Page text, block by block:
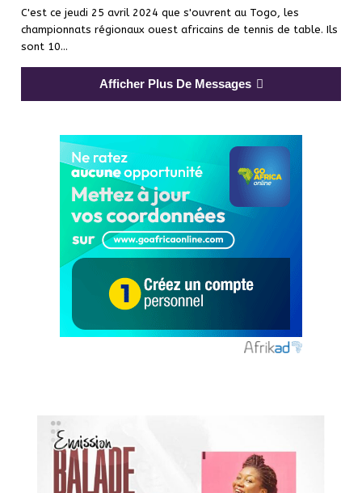
C'est ce jeudi 25 avril 2024 que s'ouvrent au Togo, les
championnats régionaux ouest africains de tennis de table. Ils
sont 10…
Afficher Plus De Messages